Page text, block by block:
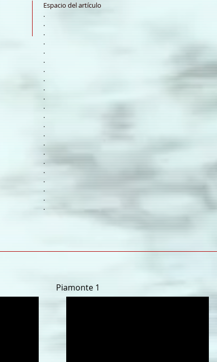
Espacio del artículo
.​
.
.
.
.
.
.
.
.
.
.
.
.
.
.
.
.
.
.
.
.
.
Piamonte 1